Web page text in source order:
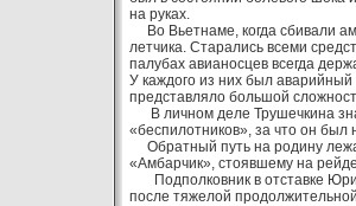
на руках.
Во Вьетнаме, когда сбивали
летчика. Старались всеми
палубах авианосцев всегда
У каждого из них был
представляло большой
В личном деле Трушечкина
«беспилотников», за что он
Обратный путь на родину
«Амбарчик», стоявшему на
Подполковник в отставке
после тяжелой